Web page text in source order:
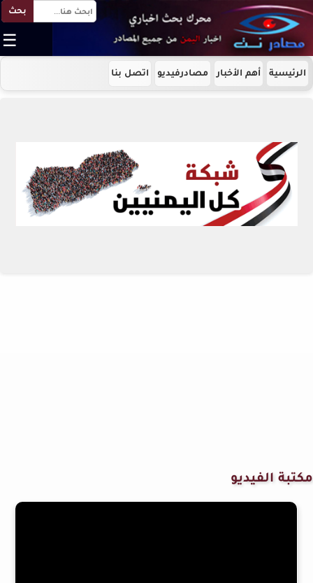
بحث
☰
الرئيسية أهم الأخبار مصادرفيديو اتصل بنا
مكتبة الفيديو